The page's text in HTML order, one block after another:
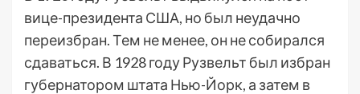
вице-президента США, но был неудачно
переизбран. Тем не менее, он не собирался
сдаваться. В 1928 году Рузвельт был избран
губернатором штата Нью-Йорк, а затем в